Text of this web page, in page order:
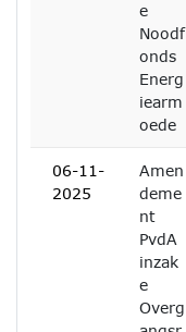
e
Noodf
onds
Energ
iearm
oede
06-11-
2025
Amen
deme
nt
PvdA
inzak
e
Overg